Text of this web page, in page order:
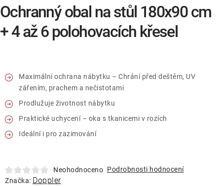
Lavice a houpačky
Doplňky
Deštníky
Kolekce
Maximální ochrana nábytku – Chrání před deštěm, UV
zářením, prachem a nečistotami
Prodlužuje životnost nábytku
Praktické uchycení – oka s tkanicemi v rozích
Ideální i pro zazimování
Neohodnoceno Podrobnosti hodnocení
Značka: Doppler
Ochranný obal na stůl 180x90 cm
+ 4 až 6 polohovacích křesel